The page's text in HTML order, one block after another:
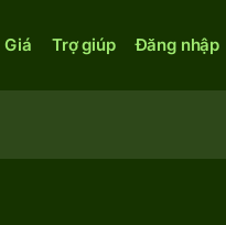
Giá Trợ giúp Đăng nhập